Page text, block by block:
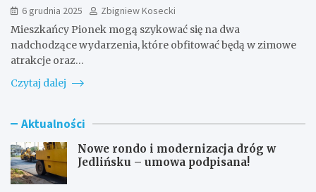
6 grudnia 2025
Zbigniew Kosecki
Mieszkańcy Pionek mogą szykować się na dwa
nadchodzące wydarzenia, które obfitować będą w zimowe
atrakcje oraz…
Czytaj dalej
Aktualności
Nowe rondo i modernizacja dróg w
Jedlińsku – umowa podpisana!